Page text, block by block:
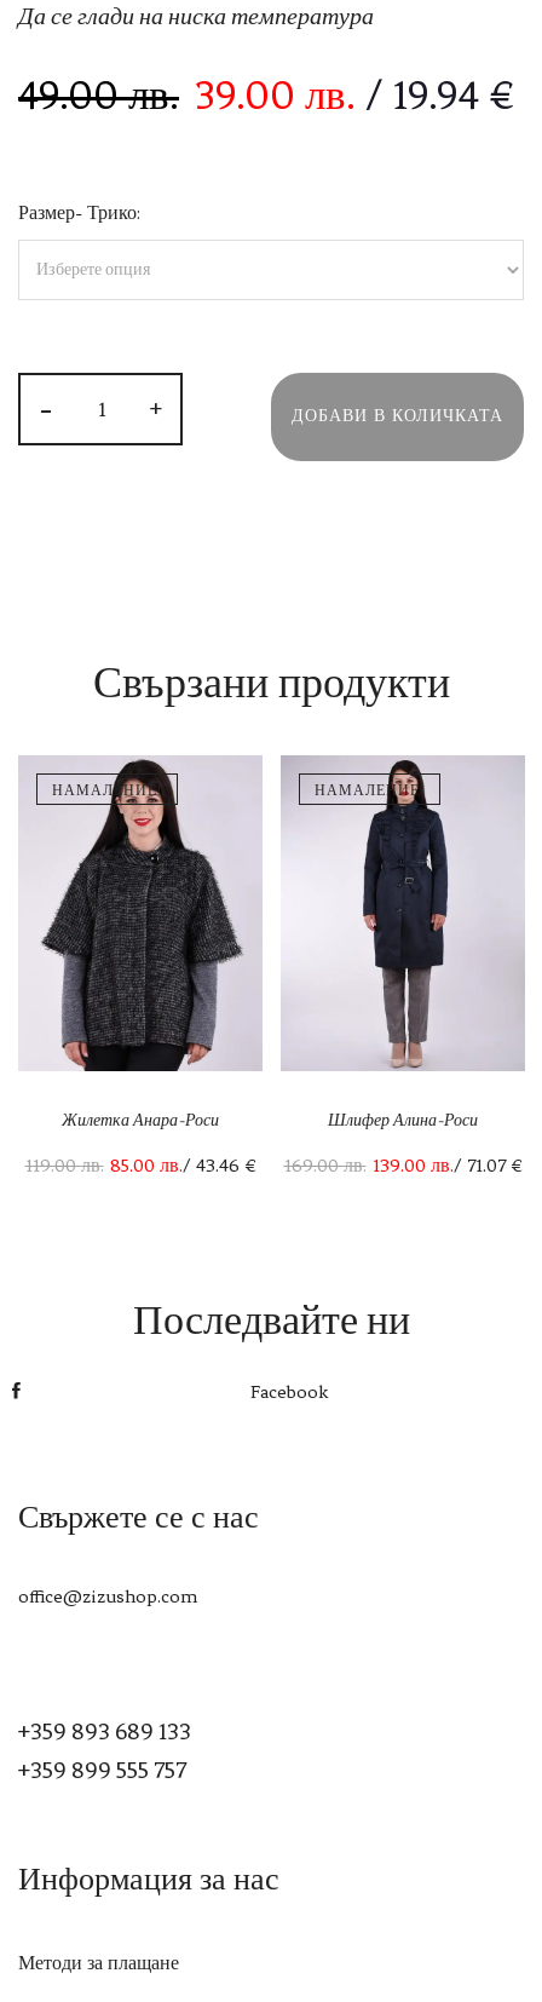
Да се глади на ниска температура
49.00лв. 39.00 лв. / 19.94 €
Размер- Трико:
- + ДОБАВИ В КОЛИЧКАТА
Свързани продукти
НАМАЛЕНИЕ!
Жилетка Анара-Роси
119.00лв. 85.00 лв./ 43.46 €
НАМАЛЕНИЕ!
Шлифер Алина-Роси
169.00лв. 139.00 лв./ 71.07 €
Последвайте ни
Facebook
Свържете се с нас
office@zizushop.com
+359 893 689 133
+359 899 555 757
Информация за нас
Методи за плащане